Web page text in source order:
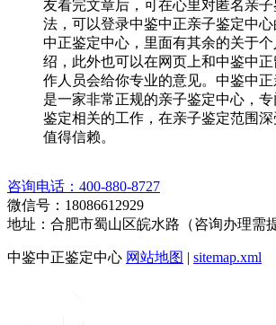
友看完文章后，可在心里对匿名亲
法，可以登录中鉴中正亲子鉴定中
中正鉴定中心，里面有其余的关于
绍，此外也可以在网页上和中鉴中
作人员会给你专业的意见。中鉴中
是一家非常正规的亲子鉴定中心，
鉴定相关的工作，在亲子鉴定范围
值得信赖。
咨询电话：400-880-8727
微信号：18086612929
地址：合肥市蜀山区皖水路（咨询办理需
中鉴中正鉴定中心 网站地图 | sitemap.xml